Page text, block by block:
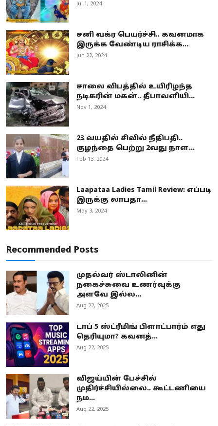
Jul 1, 2024
சனி வக்ர பெயர்ச்சி.. கவனமாக
இருக்க வேண்டிய ராசிக்க...
Jun 22, 2024
சாலை விபத்தில் உயிரிழந்த
நடிகரின் மகன்.. தீபாவளியி...
Nov 1, 2024
23 வயதில் சிவில் நீதிபதி..
குழந்தை பெற்று 2வது நாள...
Feb 13, 2024
Laapataa Ladies Tamil Review: எப்படி
இருக்கு லாபதா...
May 3, 2024
Recommended Posts
முதல்வர் ஸ்டாலினின்
நகைச்சுவை உணர்வுக்கு
அளவே இல்ல...
Aug 22, 2025
டாப் 5 ஸ்ட்ரீமிங் பிளாட்பார்ம் எது
தெரியுமா? கவனத்...
Aug 22, 2025
விஜய்யின் பேச்சில்
முதிர்ச்சியில்லை.. கூட்டணியை
நம...
Aug 22, 2025